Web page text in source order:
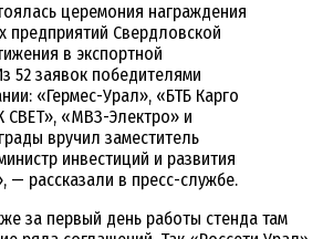
церемония награждения
предприятий Свердловской
в экспортной
52 заявок победителями
«Гермес-Урал», «БТБ Карго
СВЕТ», «МВЗ-Электро» и
вручил заместитель
инвестиций и развития
— рассказали в пресс-службе.
за первый день работы стенда там